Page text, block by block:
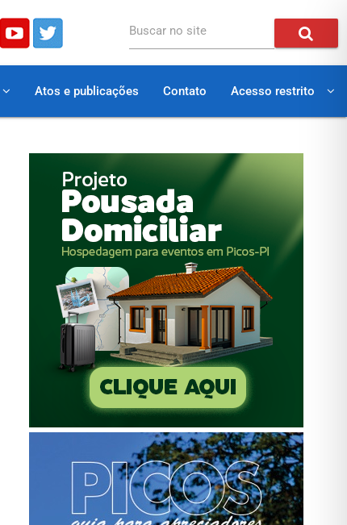
Buscar no site
Atos e publicações Contato Acesso restrito